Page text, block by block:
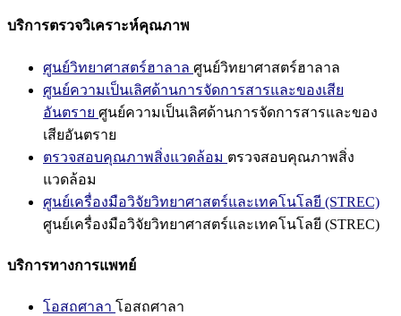
บริการตรวจวิเคราะห์คุณภาพ
ศูนย์วิทยาศาสตร์ฮาลาล ศูนย์วิทยาศาสตร์ฮาลาล
ศูนย์ความเป็นเลิศด้านการจัดการสารและของเสีย
อันตราย ศูนย์ความเป็นเลิศด้านการจัดการสารและของ
เสียอันตราย
ตรวจสอบคุณภาพสิ่งแวดล้อม ตรวจสอบคุณภาพสิ่ง
แวดล้อม
ศูนย์เครื่องมือวิจัยวิทยาศาสตร์และเทคโนโลยี (STREC)
ศูนย์เครื่องมือวิจัยวิทยาศาสตร์และเทคโนโลยี (STREC)
บริการทางการแพทย์
โอสถศาลา โอสถศาลา